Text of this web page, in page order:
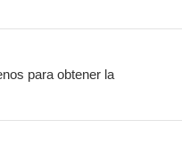
para obtener la